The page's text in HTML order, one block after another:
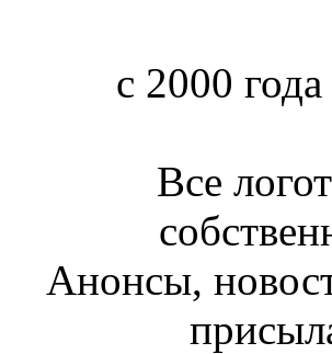
c 2000
Все
Анонсы,